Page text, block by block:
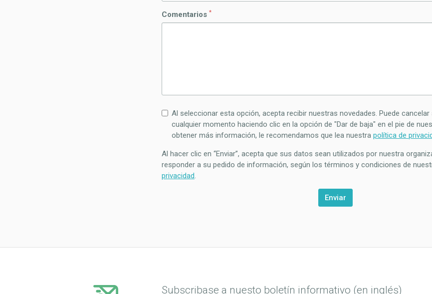
Comentarios *
Al seleccionar esta opción, acepta recibir nuestras novedades. Puede
cualquier momento haciendo clic en la opción de "Dar de baja" en el pie de
obtener más información, le recomendamos que lea nuestra política de
Al hacer clic en “Enviar”, acepta que sus datos sean utilizados por nuestra
responder a su pedido de información, según los términos y condiciones de
privacidad.
Subscribase a nuesto boletín informativo (en inglés)